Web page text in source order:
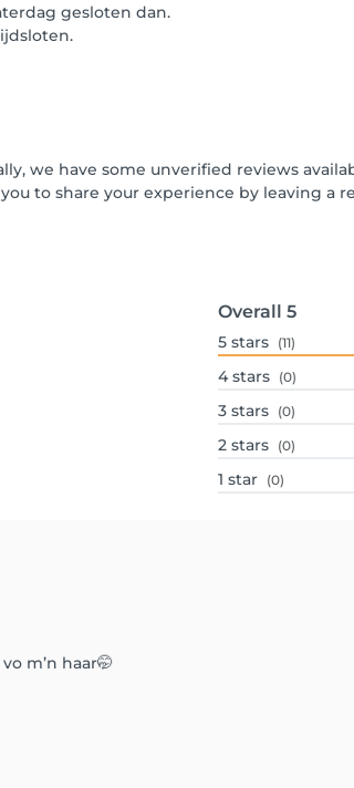
gesloten dan.
we have some unverified reviews
to share your experience by leaving a
Overall 5
5 stars (11)
4 stars (0)
3 stars (0)
2 stars (0)
1 star (0)
m’n haar🤭